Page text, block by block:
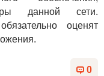
данной сети.
оценят
0